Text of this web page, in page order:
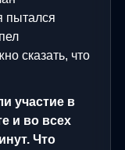
пытался
сказать, что
участие в
и во всех
Что